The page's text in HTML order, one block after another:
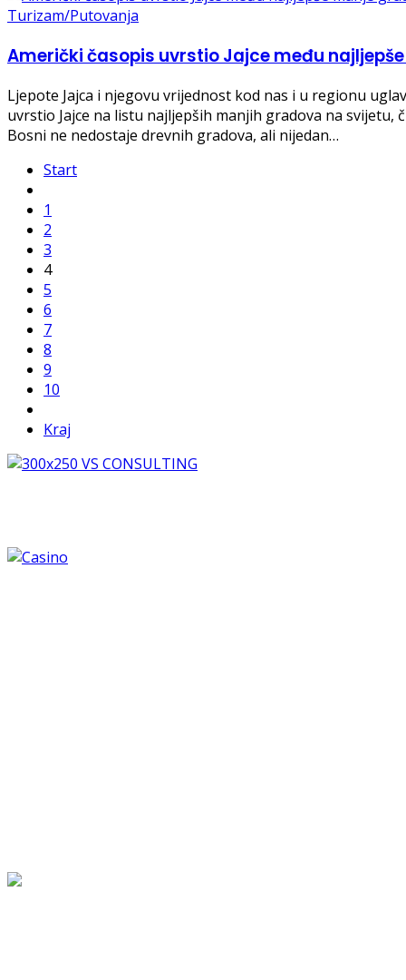
Turizam/Putovanja
Američki časopis uvrstio Jajce među
Ljepote Jajca i njegovu vrijednost kod nas i u regionu
uvrstio Jajce na listu najljepših manjih gradova na
Bosni ne nedostaje drevnih gradova, ali nijedan…
Start
1
2
3
4
5
6
7
8
9
10
Kraj